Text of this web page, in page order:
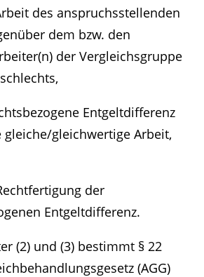
des anspruchsstellenden
dem bzw. den
der Vergleichsgruppe
Entgeltdifferenz
gleiche/gleichwertige Arbeit,
der
Entgeltdifferenz.
(2) und (3) bestimmt § 22
(AGG)